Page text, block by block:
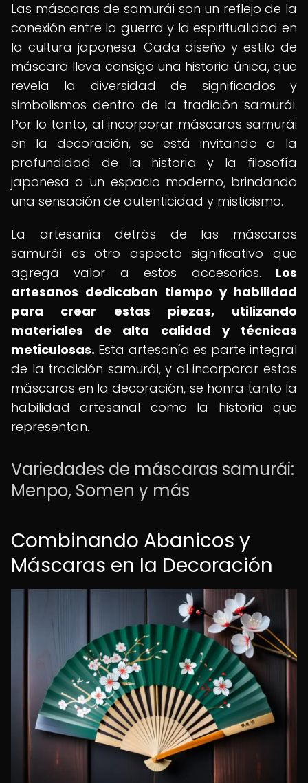
Las máscaras de samurái son un reflejo de la
conexión entre la guerra y la espiritualidad en
la cultura japonesa. Cada diseño y estilo de
máscara lleva consigo una historia única, que
revela la diversidad de significados y
simbolismos dentro de la tradición samurái.
Por lo tanto, al incorporar máscaras samurái
en la decoración, se está invitando a la
profundidad de la historia y la filosofía
japonesa a un espacio moderno, brindando
una sensación de autenticidad y misticismo.
La artesanía detrás de las máscaras
samurái es otro aspecto significativo que
agrega valor a estos accesorios. Los
artesanos dedicaban tiempo y habilidad
para crear estas piezas, utilizando
materiales de alta calidad y técnicas
meticulosas. Esta artesanía es parte integral
de la tradición samurái, y al incorporar estas
máscaras en la decoración, se honra tanto la
habilidad artesanal como la historia que
representan.
Variedades de máscaras samurái:
Menpo, Somen y más
Combinando Abanicos y
Máscaras en la Decoración